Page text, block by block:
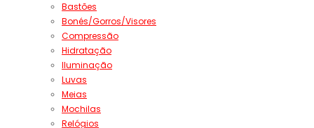
Bastões
Bonés/Gorros/Visores
Compressão
Hidratação
Iluminação
Luvas
Meias
Mochilas
Relógios